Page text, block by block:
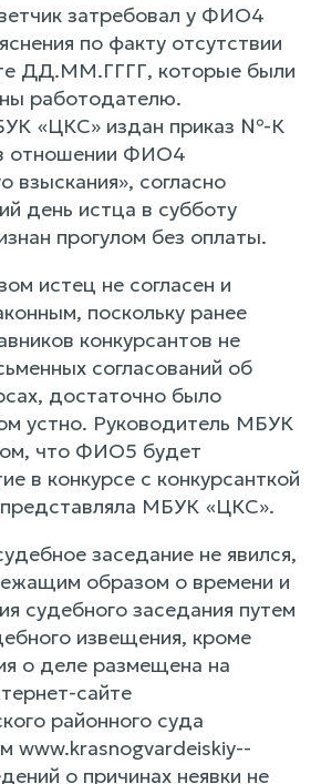
затребовал у ФИО4
по факту отсутствии
ДД.ММ.ГГГГ, которые были
работодателю.
«ЦКС» издан приказ №-К
отношении ФИО4
взыскания», согласно
день истца в субботу
прогулом без оплаты.
истец не согласен и
поскольку ранее
конкурсантов не
согласований об
достаточно было
устно. Руководитель МБУК
что ФИО5 будет
в конкурсе с конкурсанткой
МБУК «ЦКС».
заседание не явился,
образом о времени и
судебного заседания путем
извещения, кроме
о деле размещена на
сайте
районного суда
www.krasnogvardeiskiy--
о причинах неявки не